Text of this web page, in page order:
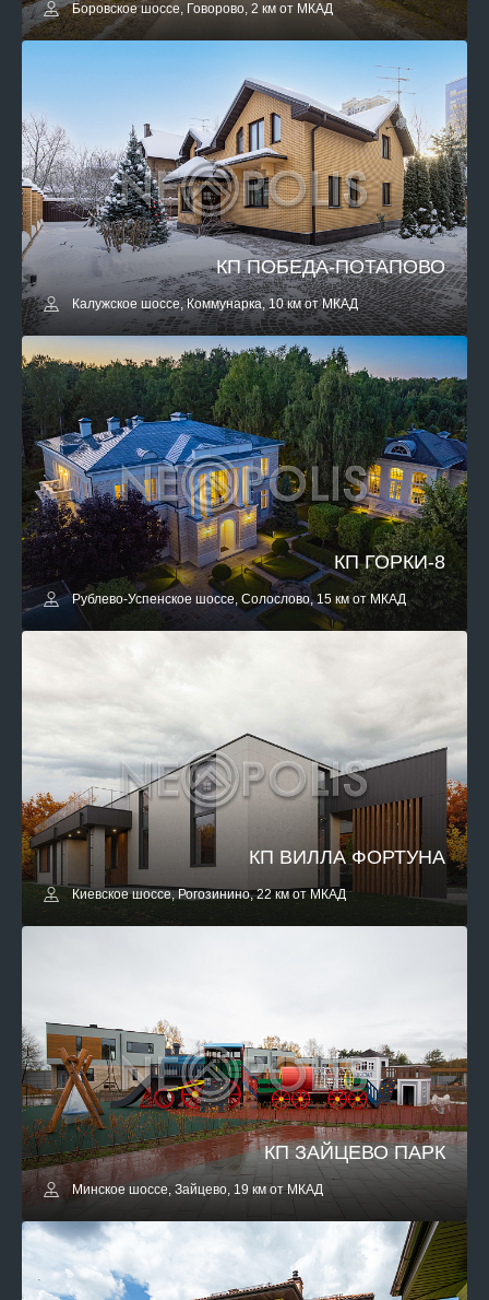
Боровское шоссе, Говорово, 2 км от МКАД
КП ПОБЕДА-ПОТАПОВО
Калужское шоссе, Коммунарка, 10 км от МКАД
КП ГОРКИ-8
Рублево-Успенское шоссе, Солослово, 15 км от МКАД
КП ВИЛЛА ФОРТУНА
Киевское шоссе, Рогозинино, 22 км от МКАД
КП ЗАЙЦЕВО ПАРК
Минское шоссе, Зайцево, 19 км от МКАД